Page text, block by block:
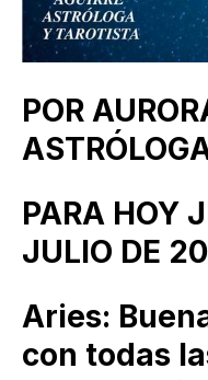
POR
PARA HOY
JULIO DE
Aries:
con todas